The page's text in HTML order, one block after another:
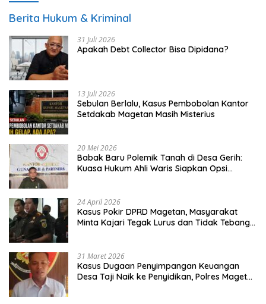
Berita Hukum & Kriminal
31 Juli 2026
Apakah Debt Collector Bisa Dipidana?
13 Juli 2026
Sebulan Berlalu, Kasus Pembobolan Kantor
Setdakab Magetan Masih Misterius
20 Mei 2026
Babak Baru Polemik Tanah di Desa Gerih:
Kuasa Hukum Ahli Waris Siapkan Opsi
24 April 2026
Kasus Pokir DPRD Magetan, Masyarakat
Minta Kajari Tegak Lurus dan Tidak Tebang
31 Maret 2026
Kasus Dugaan Penyimpangan Keuangan
Desa Taji Naik ke Penyidikan, Polres Magetan